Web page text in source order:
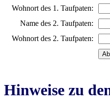
Wohnort des 1. Taufpaten:
Name des 2. Taufpaten:
Wohnort des 2. Taufpaten:
Hinweise zu